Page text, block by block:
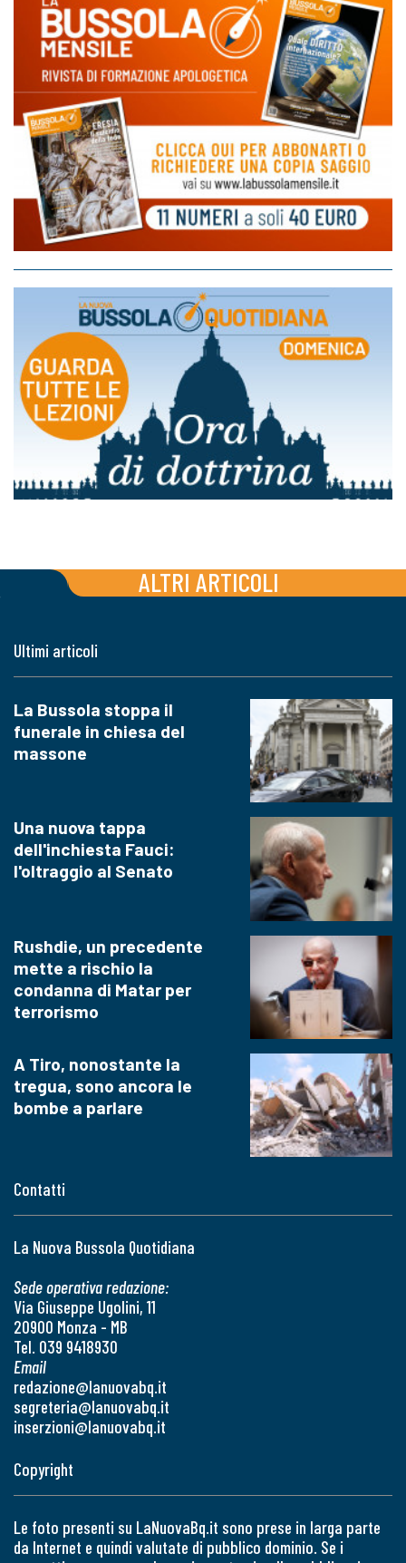
ALTRI ARTICOLI
Contatti
La Nuova Bussola Quotidiana
Sede operativa redazione:
Via Giuseppe Ugolini, 11
20900 Monza - MB
Tel. 039 9418930
Email
redazione@lanuovabq.it
segreteria@lanuovabq.it
inserzioni@lanuovabq.it
Ultimi articoli
La Bussola stoppa il
funerale in chiesa del
massone
Una nuova tappa
dell'inchiesta Fauci:
l'oltraggio al Senato
Rushdie, un precedente
mette a rischio la
condanna di Matar per
terrorismo
A Tiro, nonostante la
tregua, sono ancora le
bombe a parlare
Copyright
Le foto presenti su LaNuovaBq.it sono prese in larga parte
da Internet e quindi valutate di pubblico dominio. Se i